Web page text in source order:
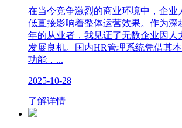
在当今竞争激烈的商业环境中，企业
低直接影响着整体运营效果。作为深
年的从业者，我见证了无数企业因人
发展良机。国内HR管理系统凭借其
功能，...
2025-10-28
了解详情